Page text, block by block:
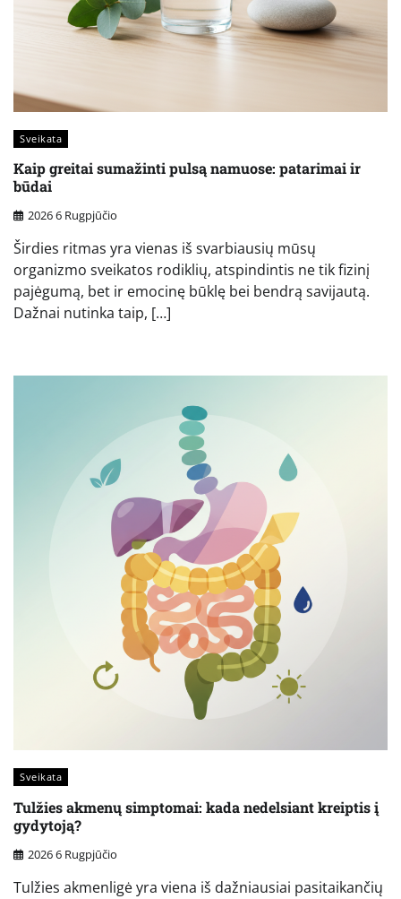
Sveikata
Kaip greitai sumažinti pulsą namuose: patarimai ir
būdai
2026 6 Rugpjūčio
Širdies ritmas yra vienas iš svarbiausių mūsų
organizmo sveikatos rodiklių, atspindintis ne tik fizinį
pajėgumą, bet ir emocinę būklę bei bendrą savijautą.
Dažnai nutinka taip, […]
Sveikata
Tulžies akmenų simptomai: kada nedelsiant kreiptis į
gydytoją?
2026 6 Rugpjūčio
Tulžies akmenligė yra viena iš dažniausiai pasitaikančių